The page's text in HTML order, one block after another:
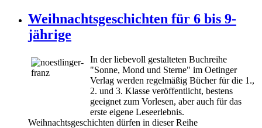
Weihnachtsgeschichten für 6 bis 9-
jährige
In der liebevoll gestalteten Buchreihe
"Sonne, Mond und Sterne" im Oetinger
Verlag werden regelmäßig Bücher für die 1.,
2. und 3. Klasse veröffentlicht, bestens
geeignet zum Vorlesen, aber auch für das
erste eigene Leseerlebnis.
Weihnachtsgeschichten dürfen in dieser Reihe